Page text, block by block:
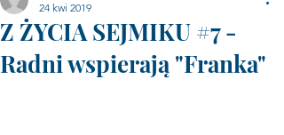
Z ŻYCIA SEJMIKU #7 -
Radni wspierają "Franka"
24 kwi 2019